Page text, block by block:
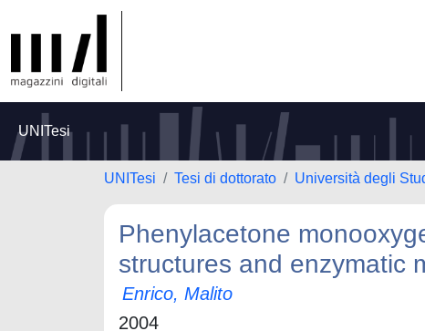
UNITesi
UNITesi Tesi di dottorato Università degli
Phenylacetone
structures and enzymatic
Enrico, Malito
2004